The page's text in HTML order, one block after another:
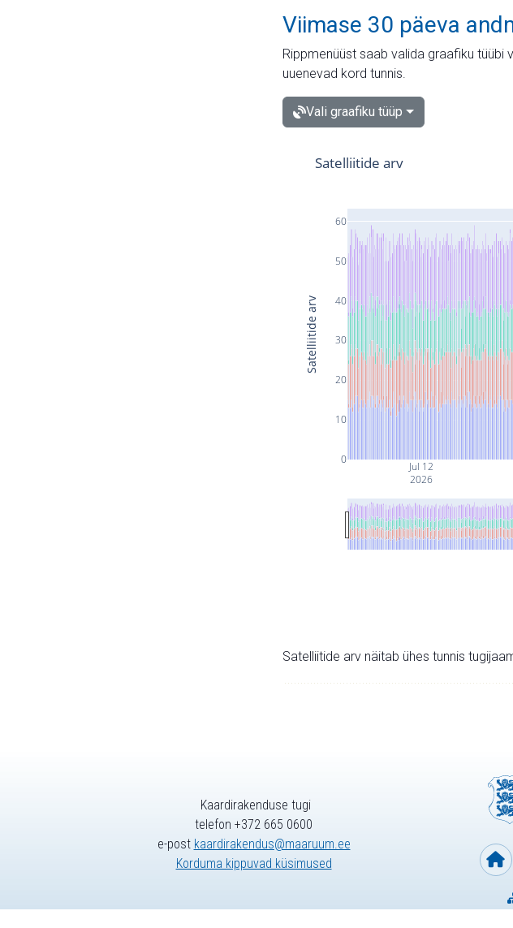
Viimase 30 päeva
Rippmenüüst saab valida graafiku
uuenevad kord tunnis.
Vali graafiku tüüp
Jul 12
2026
0
10
20
30
40
50
60
Satelliitide arv
Satelliitide arv
Satelliitide arv näitab ühes tunnis
Kaardirakenduse tugi
telefon +372 665 0600
e-post kaardirakendus@maaruum.ee
Korduma kippuvad küsimused